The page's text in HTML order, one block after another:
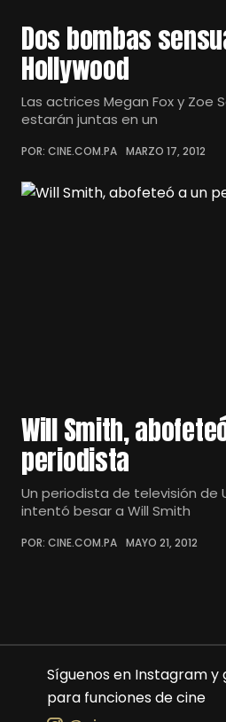
Dos bombas
Hollywood
Las actrices Megan Fox y Zoe
estarán juntas en un
POR: CINE.COM.PA MARZO 17, 2012
Will Smith,
periodista
Un periodista de televisión de
intentó besar a Will Smith
POR: CINE.COM.PA MAYO 21, 2012
Síguenos en Instagram y
para funciones de cine